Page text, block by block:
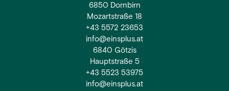
6850 Dornbirn
Mozartstraße 18
+43 5572 23653
info@einsplus.at
6840 Götzis
Hauptstraße 5
+43 5523 53975
info@einsplus.at